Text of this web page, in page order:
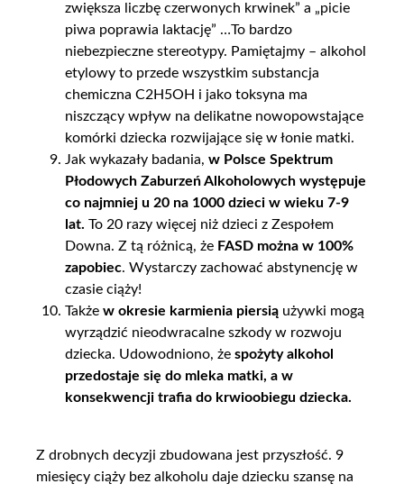
zwiększa liczbę czerwonych krwinek” a „picie
piwa poprawia laktację” …To bardzo
niebezpieczne stereotypy. Pamiętajmy – alkohol
etylowy to przede wszystkim substancja
chemiczna C2H5OH i jako toksyna ma
niszczący wpływ na delikatne nowopowstające
komórki dziecka rozwijające się w łonie matki.
Jak wykazały badania, w Polsce Spektrum
Płodowych Zaburzeń Alkoholowych występuje
co najmniej u 20 na 1000 dzieci w wieku 7-9
lat. To 20 razy więcej niż dzieci z Zespołem
Downa. Z tą różnicą, że FASD można w 100%
zapobiec. Wystarczy zachować abstynencję w
czasie ciąży!
Także w okresie karmienia piersią używki mogą
wyrządzić nieodwracalne szkody w rozwoju
dziecka. Udowodniono, że spożyty alkohol
przedostaje się do mleka matki, a w
konsekwencji trafia do krwioobiegu dziecka.
Z drobnych decyzji zbudowana jest przyszłość. 9
miesięcy ciąży bez alkoholu daje dziecku szansę na